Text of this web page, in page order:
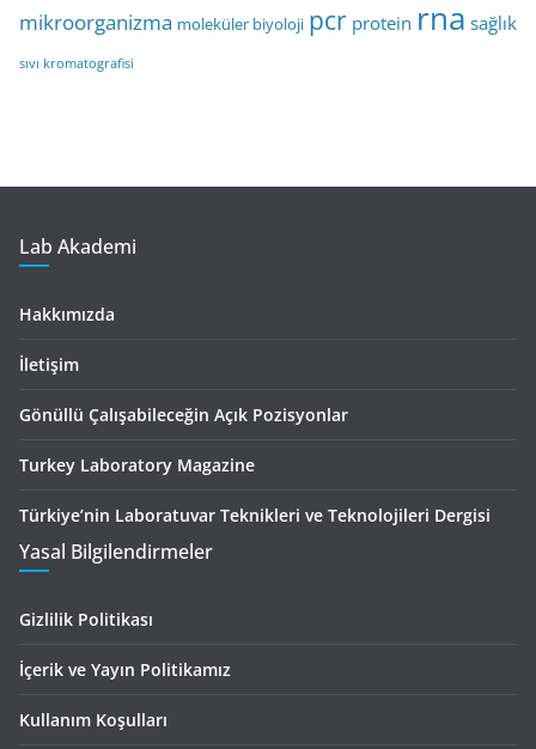
mikroorganizma moleküler biyoloji pcr protein rna sağlık
sıvı kromatografisi
Lab Akademi
Hakkımızda
İletişim
Gönüllü Çalışabileceğin Açık Pozisyonlar
Turkey Laboratory Magazine
Türkiye’nin Laboratuvar Teknikleri ve Teknolojileri Dergisi
Yasal Bilgilendirmeler
Gizlilik Politikası
İçerik ve Yayın Politikamız
Kullanım Koşulları